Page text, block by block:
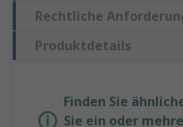
Rechtliche
Produktdetails
Finden Sie
Sie ein oder